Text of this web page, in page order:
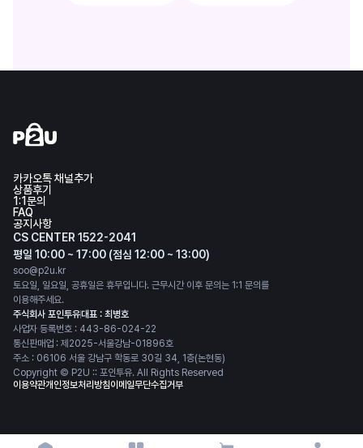
카카오톡 채널추가
상품후기
1:1문의
FAQ
공지사항
CS CENTER 1522-2041
평일 10:00 ~ 17:00 (점심 12:00 ~ 13:00)
soo@p2u.kr
토요일, 일요일, 공휴일은 휴무입니다. 근무시간 이후 문의는 1:1 문의를
이용해주세요.
주식회사 포인투유대표 : 최병호
사업자 등록번호 : 443-86-024-22
통신판매업 : 제2025-서울강남-01896호
주소 : 06106 서울 강남구 학동로 30길 34, 1층(논현동)
Copyright © P2U :: 포인투유. All Rights Reserved
이용약관개인정보처리방침이메일무단수집거부